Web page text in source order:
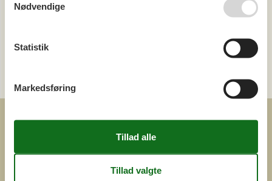
COFMAN.COM
Nødvendige
Statistik
Markedsføring